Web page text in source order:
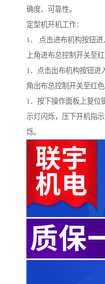
确度、可靠性。
定型机开机工作：
1． 点击进布机构按钮
上角进布总控制开关至
1．点击出布机构按钮进
角出布总控制开关至红色
1．按下操作面板上复位
示灯闪烁，压下开机指
烁。